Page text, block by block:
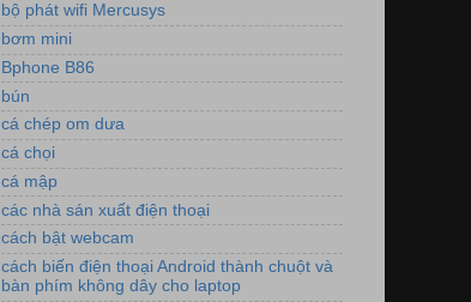
bộ phát wifi Mercusys
bơm mini
Bphone B86
bún
cá chép om dưa
cá chọi
cá mập
các nhà sán xuất điện thoại
cách bật webcam
cách biến điện thoại Android thành chuột và
bàn phím không dây cho laptop